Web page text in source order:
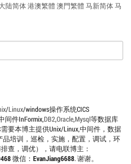
陆简体港澳繁體 澳門繁體 马新简体马
/Linux/windows操作系统CICS
间件InFormix,DB2,Oracle,Mysql等数据库
要本博主提供Unix/Linux,中间件，数据
品培训，巡检，实施，配置，调试，环
查，调优），请电联博主：
微信： EvanJiang6688. 谢谢。